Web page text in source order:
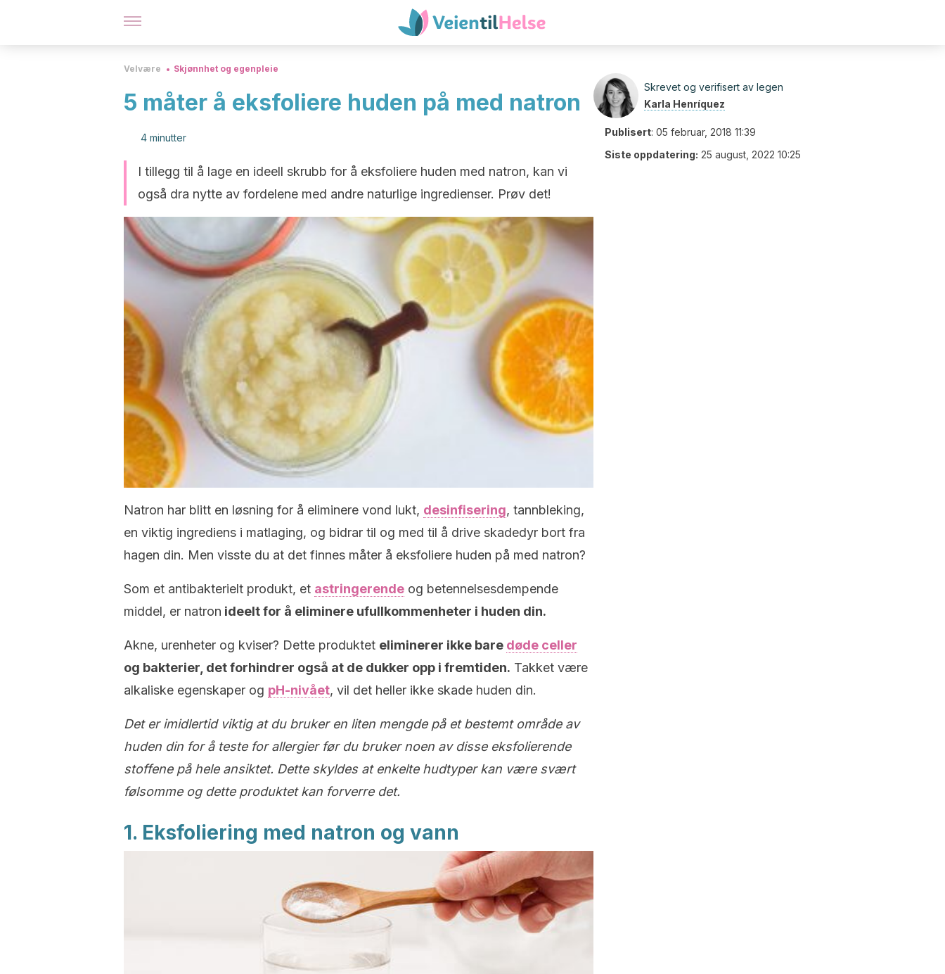
Velvære Skjønnhet og egenpleie
5 måter å eksfoliere huden på med natron
4 minutter
I tillegg til å lage en ideell skrubb for å eksfoliere huden med natron, kan vi
også dra nytte av fordelene med andre naturlige ingredienser. Prøv det!
Natron har blitt en løsning for å eliminere vond lukt, desinfisering, tannbleking,
en viktig ingrediens i matlaging, og bidrar til og med til å drive skadedyr bort fra
hagen din. Men visste du at det finnes måter å eksfoliere huden på med natron?
Som et antibakterielt produkt, et astringerende og betennelsesdempende
middel, er natron ideelt for å eliminere ufullkommenheter i huden din.
Akne, urenheter og kviser? Dette produktet eliminerer ikke bare døde celler
og bakterier, det forhindrer også at de dukker opp i fremtiden. Takket være
alkaliske egenskaper og pH-nivået, vil det heller ikke skade huden din.
Det er imidlertid viktig at du bruker en liten mengde på et bestemt område av
huden din for å teste for allergier før du bruker noen av disse eksfolierende
stoffene på hele ansiktet. Dette skyldes at enkelte hudtyper kan være svært
følsomme og dette produktet kan forverre det.
1. Eksfoliering med natron og vann
Skrevet og verifisert av legen
Karla Henríquez
Publisert: 05 februar, 2018 11:39
Siste oppdatering: 25 august, 2022 10:25